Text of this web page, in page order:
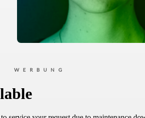
LESEN SIE DAS GANZE
WERBUNG